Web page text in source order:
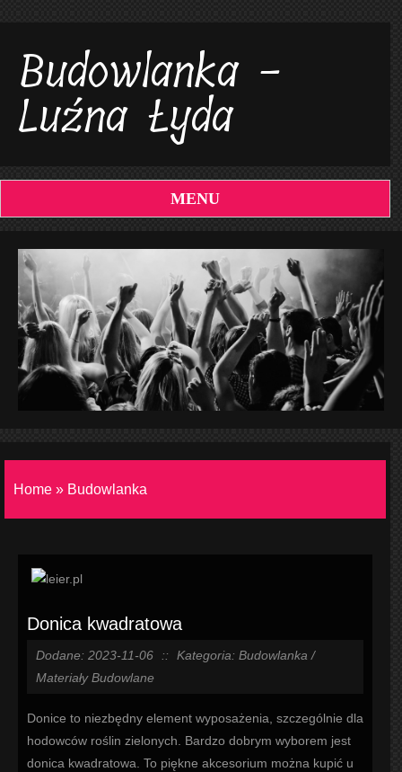
Budowlanka -
Luźna Łyda
MENU
Home » Budowlanka
Donica kwadratowa
Dodane: 2023-11-06 ::
Kategoria: Budowlanka /
Materiały Budowlane
Donice to niezbędny element wyposażenia, szczególnie dla
hodowców roślin zielonych. Bardzo dobrym wyborem jest
donica kwadratowa. To piękne akcesorium można kupić u